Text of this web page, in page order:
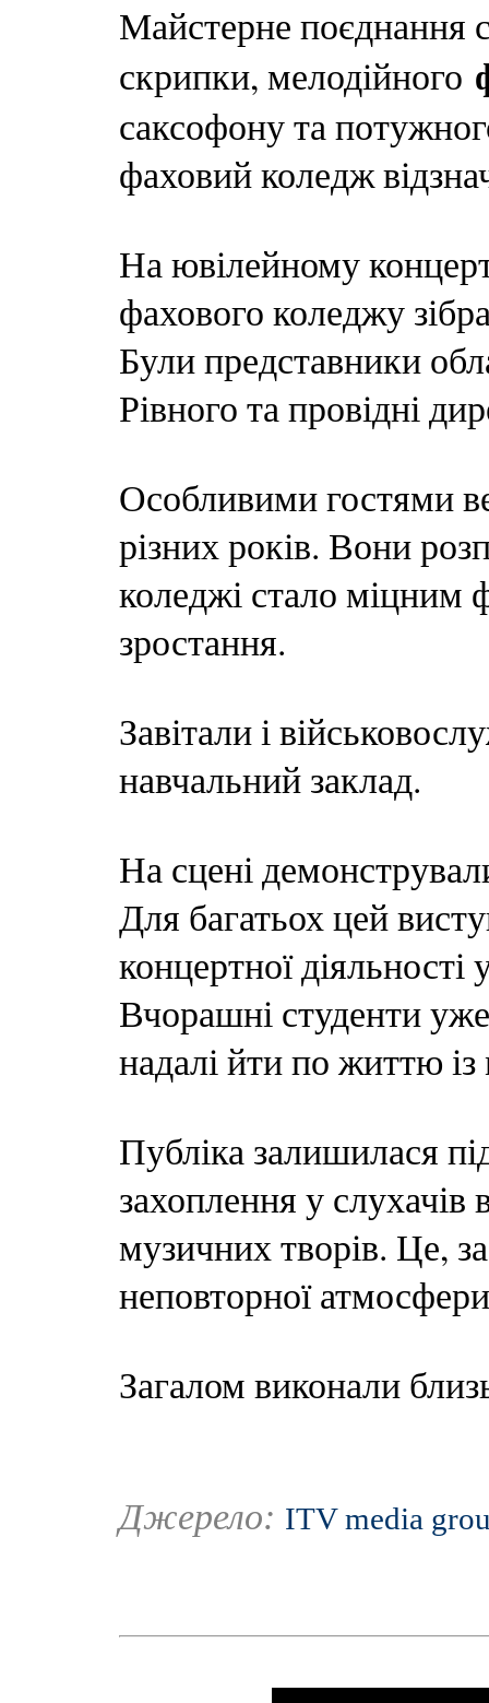
Майстерне поєднання
скрипки, мелодійного
саксофону та
фаховий коледж
На ювілейному
фахового коледжу
Були представники
Рівного та провідні
Особливими гостями
різних років. Вони
коледжі стало міцним
зростання.
Завітали і
навчальний заклад.
На сцені
Для багатьох цей
концертної діяльності
Вчорашні студенти
надалі йти по життю
Публіка залишилася
захоплення у
музичних творів. Це,
неповторної
Загалом виконали
Джерело: ITV media